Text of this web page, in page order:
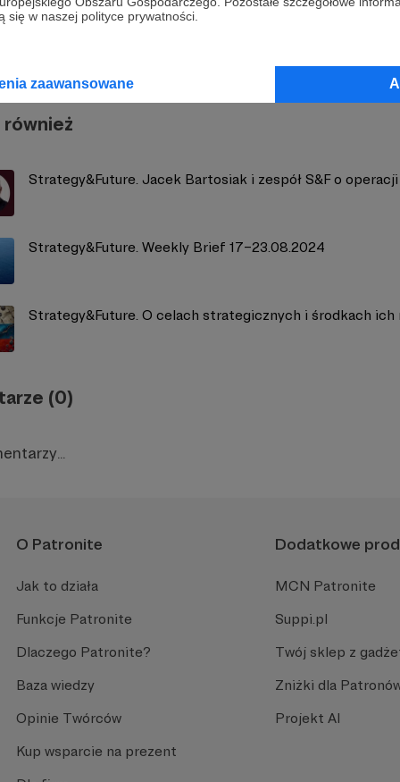
się w naszej polityce prywatności.
zaawansowane
również
Strategy&Future. Jacek Bartosiak i zespół S&F o
Strategy&Future. Weekly Brief 17–23.08.2024
Strategy&Future. O celach strategicznych i środkach ich
(0)
O Patronite
Jak to działa
Funkcje Patronite
Dlaczego Patronite?
Baza wiedzy
Opinie Twórców
Kup wsparcie na prezent
Dodatkowe
MCN Patronite
Suppi.pl
Twój sklep z
Zniżki dla
Projekt AI